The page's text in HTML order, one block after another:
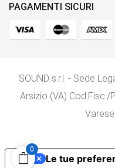
PAGAMENTI SICURI
SOUND s.r.l. - Sede
Arsizio (VA) Cod.Fisc./
0
Le tue